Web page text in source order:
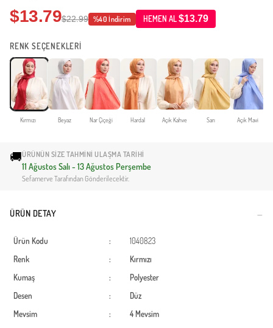
$13.79$22.99 %40 İndirim HEMEN AL$13.79
RENK SEÇENEKLERİ
Kırmızı Beyaz Nar Çiçeği Hardal Açık Kahve Sarı Açık Mavi
🚚ÜRÜNÜN SIZE TAHMINI ULAŞMA TARIHI
11 Ağustos Salı - 13 Ağustos Perşembe
Sefamerve Tarafından Gönderilecektir.
ÜRÜN DETAY
Ürün Kodu :
1040823
Renk
:
Kırmızı
Kumaş
:
Polyester
Desen
:
Düz
Mevsim
:
4 Mevsim